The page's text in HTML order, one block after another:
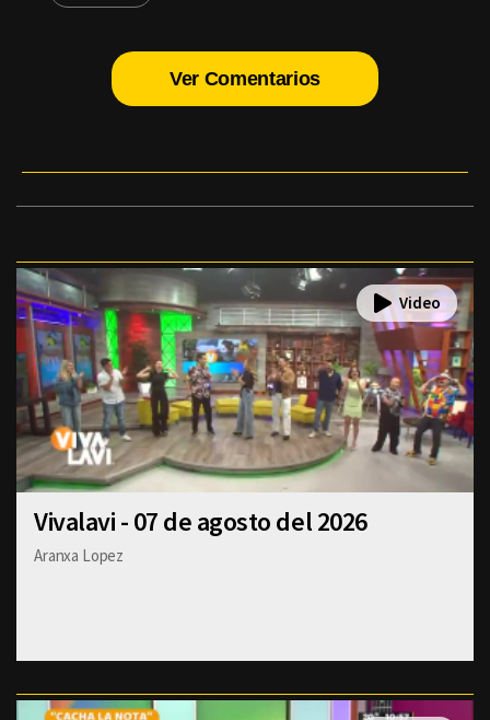
Ver Comentarios
Vivalavi - 07 de agosto del 2026
Aranxa Lopez